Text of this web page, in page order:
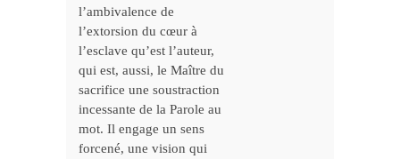
l’ambivalence de
l’extorsion du cœur à
l’esclave qu’est l’auteur,
qui est, aussi, le Maître du
sacrifice une soustraction
incessante de la Parole au
mot. Il engage un sens
forcené, une vision qui